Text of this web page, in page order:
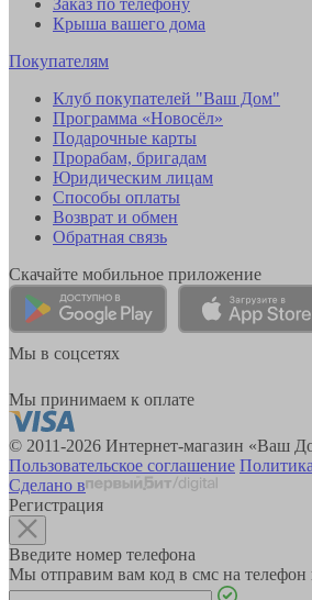
Заказ по телефону
Крыша вашего дома
Покупателям
Клуб покупателей "Ваш Дом"
Программа «Новосёл»
Подарочные карты
Прорабам, бригадам
Юридическим лицам
Способы оплаты
Возврат и обмен
Обратная связь
Скачайте мобильное приложение
Мы в соцсетях
Мы принимаем к оплате
© 2011-2026 Интернет-магазин «Ваш
Пользовательское соглашение
Сделано в
Регистрация
Введите номер телефона
Мы отправим вам код в смс на